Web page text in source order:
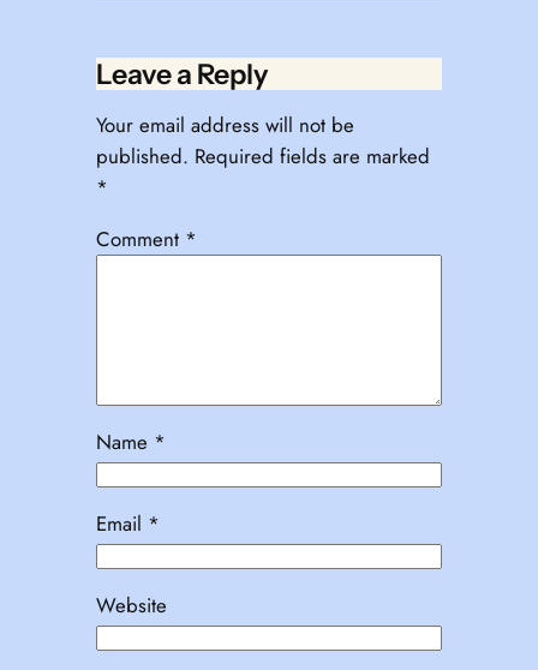
Leave a Reply
Your email address will not be
published. Required fields are marked
*
Comment *
Name *
Email *
Website